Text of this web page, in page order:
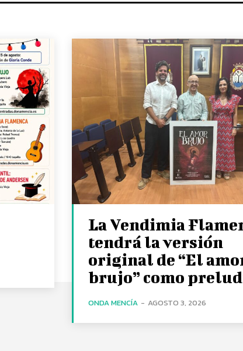
La Vendimia
tendrá la versión
original de “El
brujo” como
ONDA MENCÍA - AGOSTO 3, 2026